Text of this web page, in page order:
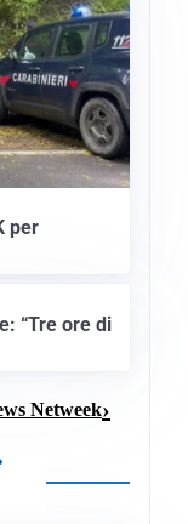
per
“Tre ore di
Netweek